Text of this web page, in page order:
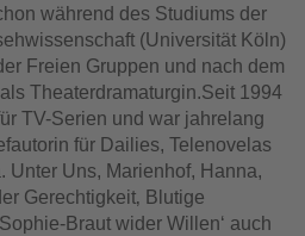
während des Studiums der
(Universität Köln)
Freien Gruppen und nach dem
Theaterdramaturgin.Seit 1994
TV-Serien und war jahrelang
für Dailies, Telenovelas
Unter Uns, Marienhof, Hanna,
Gerechtigkeit‚ Blutige
Braut wider Willen‘ auch